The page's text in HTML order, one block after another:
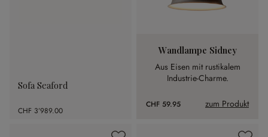
Sofa Seaford
CHF 3’989.00
Wandlampe Sidney
Aus Eisen mit rustikalem
Industrie-Charme.
CHF 59.95 zum Produkt